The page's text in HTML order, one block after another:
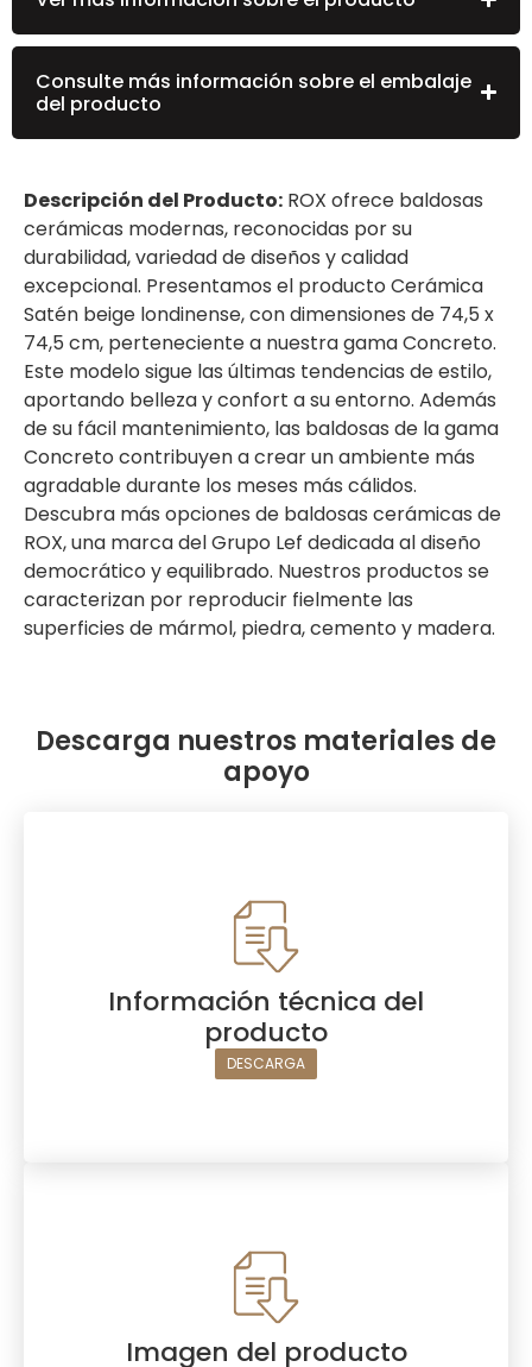
Consulte más información sobre el embalaje
del producto
Descripción del Producto: ROX ofrece baldosas
cerámicas modernas, reconocidas por su
durabilidad, variedad de diseños y calidad
excepcional. Presentamos el producto Cerámica
Satén beige londinense, con dimensiones de 74,5 x
74,5 cm, perteneciente a nuestra gama Concreto.
Este modelo sigue las últimas tendencias de estilo,
aportando belleza y confort a su entorno. Además
de su fácil mantenimiento, las baldosas de la gama
Concreto contribuyen a crear un ambiente más
agradable durante los meses más cálidos.
Descubra más opciones de baldosas cerámicas de
ROX, una marca del Grupo Lef dedicada al diseño
democrático y equilibrado. Nuestros productos se
caracterizan por reproducir fielmente las
superficies de mármol, piedra, cemento y madera.
Descarga nuestros materiales de
apoyo
Información técnica del
producto
DESCARGA
Imagen del producto